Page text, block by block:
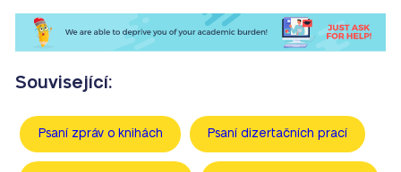
Související:
Psaní zpráv o knihách Psaní dizertačních prací